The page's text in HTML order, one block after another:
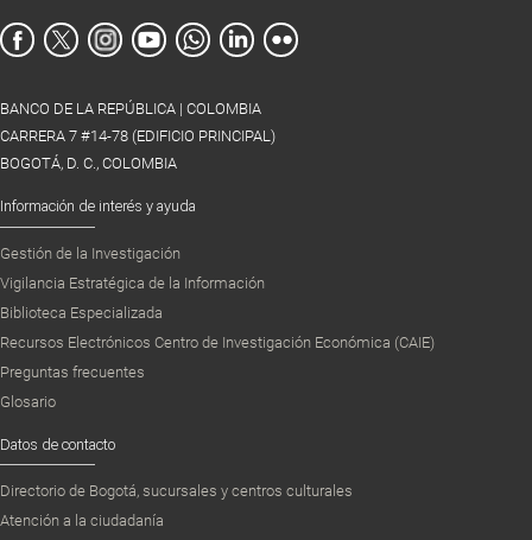
BANCO DE LA REPÚBLICA | COLOMBIA
CARRERA 7 #14-78 (EDIFICIO PRINCIPAL)
BOGOTÁ, D. C., COLOMBIA
Información de interés y ayuda
Gestión de la Investigación
Vigilancia Estratégica de la Información
Biblioteca Especializada
Recursos Electrónicos Centro de Investigación Económica (CAIE)
Preguntas frecuentes
Glosario
Datos de contacto
Directorio de Bogotá, sucursales y centros culturales
Atención a la ciudadanía